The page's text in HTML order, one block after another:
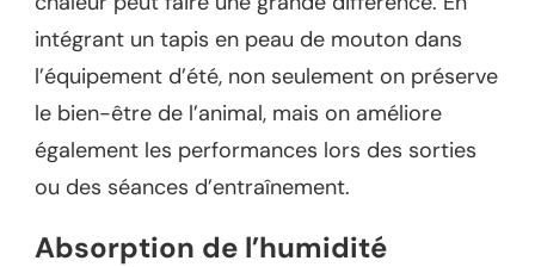
intégrant un tapis en peau de mouton dans
l’équipement d’été, non seulement on préserve
le bien-être de l’animal, mais on améliore
également les performances lors des sorties
ou des séances d’entraînement.
Absorption de l’humidité